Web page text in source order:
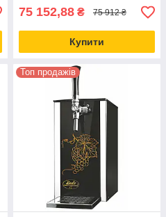
75 152,88 ₴ 75 912 ₴
Купити
Топ продажів